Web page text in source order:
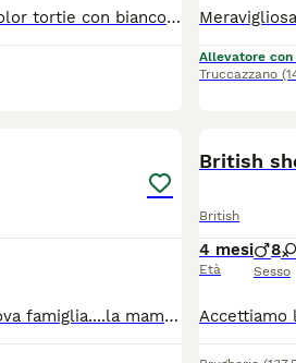
Cedesi in Rehoming, gatta British Shorthair color tortie con bianco. Cercasi famiglia per questa splendida gatta, possibilmente senza altri gatti in casa. La gatta è sterilizzata, vaccinata e testata Filf e Felv. Richiesto rimborso spese.
Allevatore con
Truccazzano
Queste 3 splendide cucciole cercano una nuova famiglia....la mamma è una british Longhair mentre il papà è un highland straight ( scottish a pelo lungo) verranno cedute con doppia vaccinazione sverminati Microchip e con pedigree ENFI entro l'anno di età c'è l'obbligo di sterilizzazione entrambi i genitori visibili in allevamento e con tutti i test di salute
British
British
4 mesi
Età
8
Sesso